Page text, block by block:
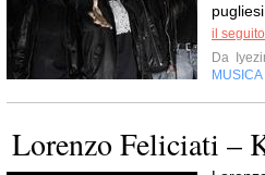
il seguito
Da
MUSICA
Lorenzo Feliciati –